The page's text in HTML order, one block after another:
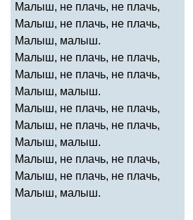
Малыш, не плачь, не плачь,
Малыш, не плачь, не плачь,
Малыш, малыш.
Малыш, не плачь, не плачь,
Малыш, не плачь, не плачь,
Малыш, малыш.
Малыш, не плачь, не плачь,
Малыш, не плачь, не плачь,
Малыш, малыш.
Малыш, не плачь, не плачь,
Малыш, не плачь, не плачь,
Малыш, малыш.